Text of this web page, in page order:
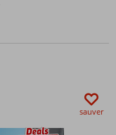
sauver